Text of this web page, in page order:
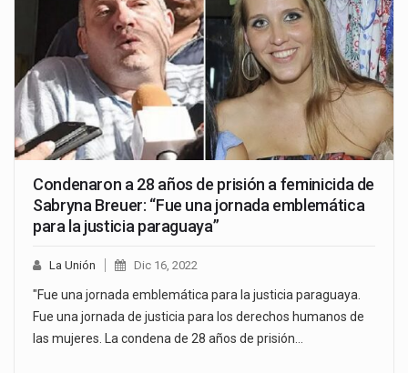
Condenaron a 28 años de prisión a feminicida de
Sabryna Breuer: “Fue una jornada emblemática
para la justicia paraguaya”
La Unión Dic 16, 2022
"Fue una jornada emblemática para la justicia paraguaya.
Fue una jornada de justicia para los derechos humanos de
las mujeres. La condena de 28 años de prisión…